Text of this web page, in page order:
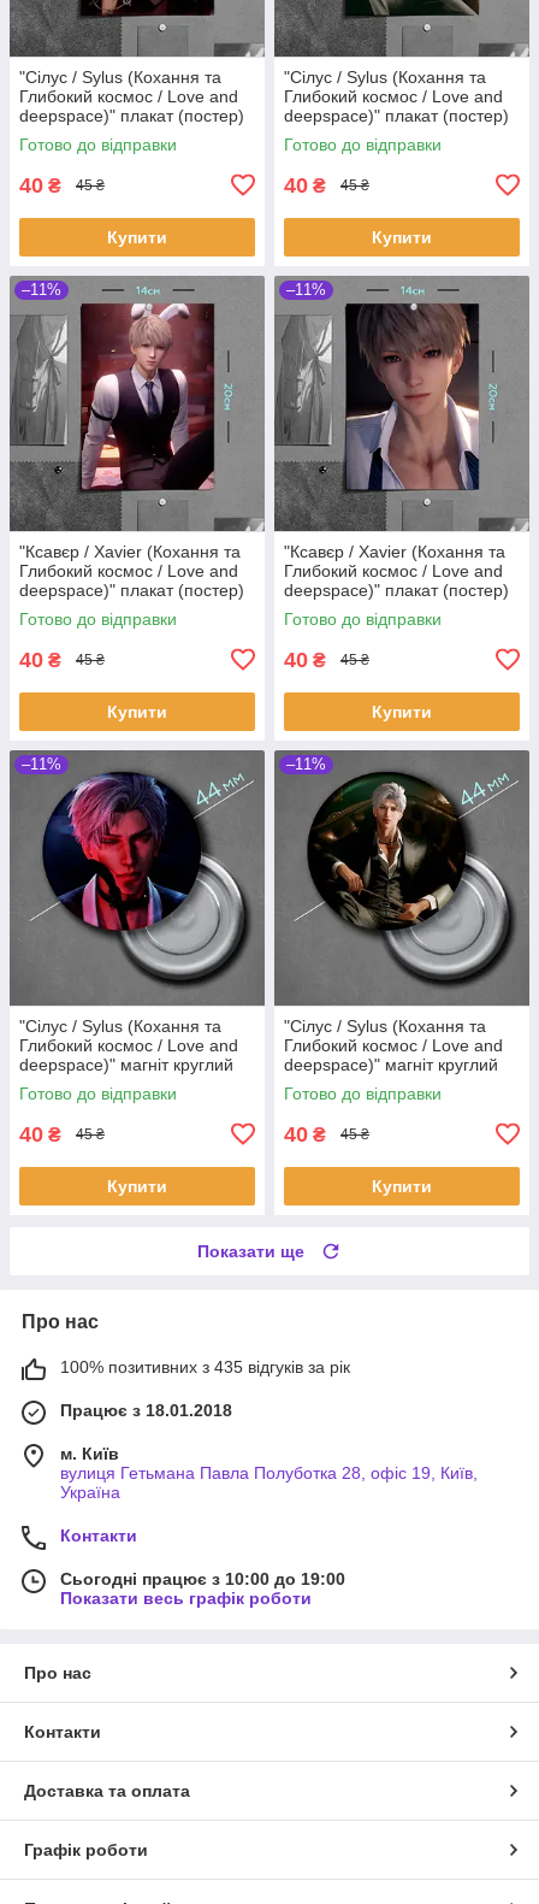
"Сілус / Sylus (Кохання та
Глибокий космос / Love and
deepspace)" плакат (постер)
розміром А5 (14х20см)
Готово до відправки
40 ₴ 45 ₴
Купити
"Сілус / Sylus (Кохання та
Глибокий космос / Love and
deepspace)" плакат (постер)
розміром А5 (14х20см)
Готово до відправки
40 ₴ 45 ₴
Купити
–11%
"Ксавєр / Xavier (Кохання та
Глибокий космос / Love and
deepspace)" плакат (постер)
розміром А5 (14х20см)
Готово до відправки
40 ₴ 45 ₴
Купити
–11%
"Ксавєр / Xavier (Кохання та
Глибокий космос / Love and
deepspace)" плакат (постер)
розміром А5 (14х20см)
Готово до відправки
40 ₴ 45 ₴
Купити
–11%
"Сілус / Sylus (Кохання та
Глибокий космос / Love and
deepspace)" магніт круглий
Ø44 мм
Готово до відправки
40 ₴ 45 ₴
Купити
–11%
"Сілус / Sylus (Кохання та
Глибокий космос / Love and
deepspace)" магніт круглий
Ø44 мм
Готово до відправки
40 ₴ 45 ₴
Купити
Показати ще
Про нас
100% позитивних з 435 відгуків за рік
Працює з 18.01.2018
м. Київ
вулиця Гетьмана Павла Полуботка 28, офіс 19, Київ,
Україна
Контакти
Сьогодні працює з 10:00 до 19:00
Показати весь графік роботи
Про нас
Контакти
Доставка та оплата
Графік роботи